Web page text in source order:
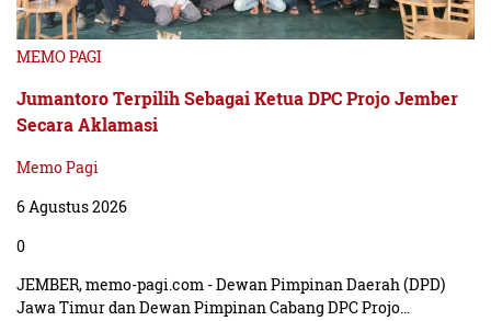
MEMO PAGI
Jumantoro Terpilih Sebagai Ketua DPC Projo Jember
Secara Aklamasi
Memo Pagi
6 Agustus 2026
0
JEMBER, memo-pagi.com - Dewan Pimpinan Daerah (DPD)
Jawa Timur dan Dewan Pimpinan Cabang DPC Projo…